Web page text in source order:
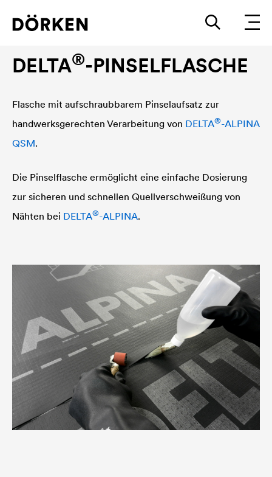
DELTA®-PINSELFLASCHE
Flasche mit aufschraubbarem Pinselaufsatz zur
handwerksgerechten Verarbeitung von DELTA®-ALPINA
QSM.
Die Pinselflasche ermöglicht eine einfache Dosierung
zur sicheren und schnellen Quellverschweißung von
Nähten bei DELTA®-ALPINA.